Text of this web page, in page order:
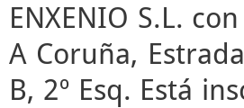
ENXENIO S.L.
A Coruña,
B, 2º Esq. Está